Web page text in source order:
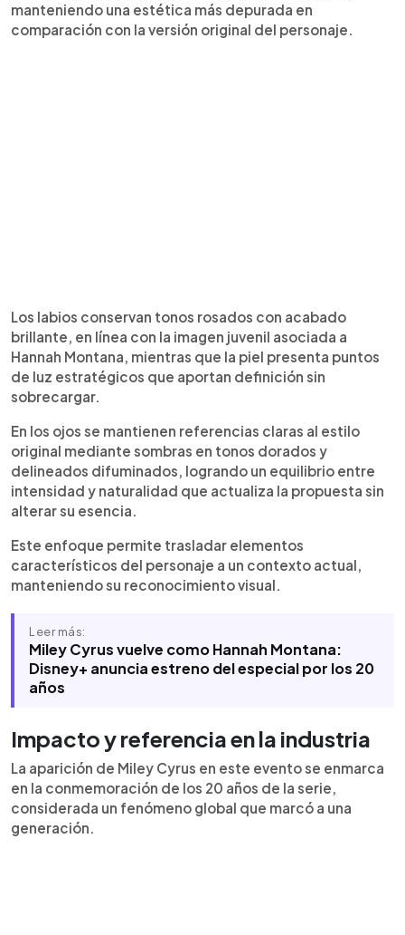
manteniendo una estética más depurada en
comparación con la versión original del personaje.
Los labios conservan tonos rosados con acabado
brillante, en línea con la imagen juvenil asociada a
Hannah Montana, mientras que la piel presenta puntos
de luz estratégicos que aportan definición sin
sobrecargar.
En los ojos se mantienen referencias claras al estilo
original mediante sombras en tonos dorados y
delineados difuminados, logrando un equilibrio entre
intensidad y naturalidad que actualiza la propuesta sin
alterar su esencia.
Este enfoque permite trasladar elementos
característicos del personaje a un contexto actual,
manteniendo su reconocimiento visual.
Leer más:
Miley Cyrus vuelve como Hannah Montana:
Disney+ anuncia estreno del especial por los 20
años
Impacto y referencia en la industria
La aparición de Miley Cyrus en este evento se enmarca
en la conmemoración de los 20 años de la serie,
considerada un fenómeno global que marcó a una
generación.